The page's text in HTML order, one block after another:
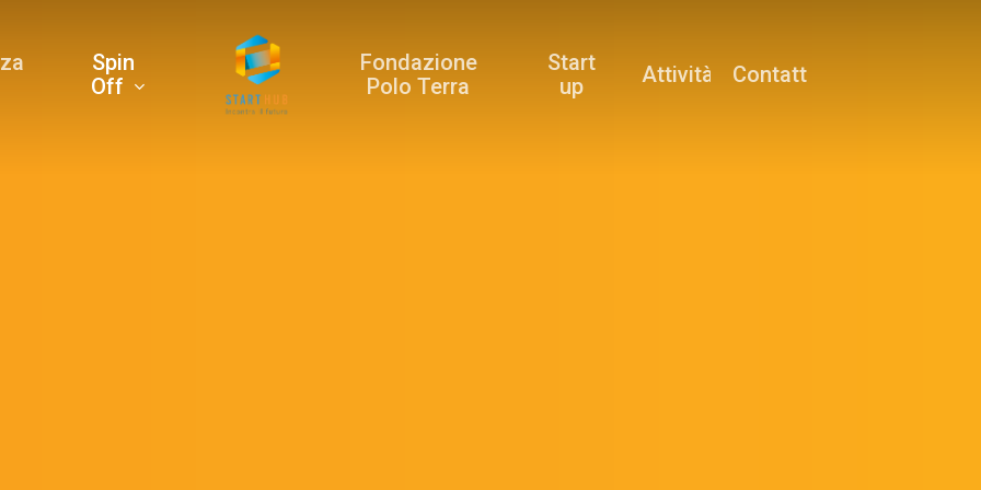
Spin
Off
Fondazione
Polo Terra
Start
up
Attività Contatti